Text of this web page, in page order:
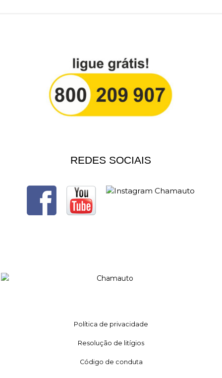
REDES SOCIAIS
Política de privacidade
Resolução de litígios
Código de conduta